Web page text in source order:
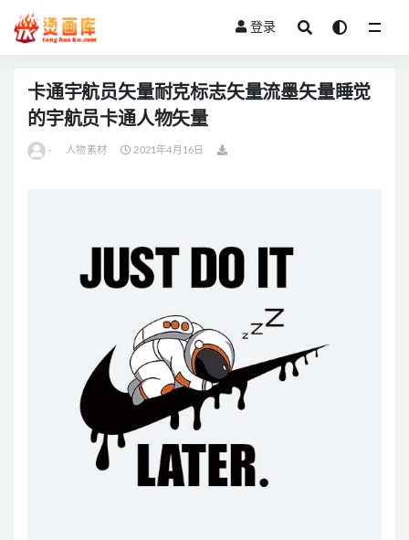
登录
卡通宇航员矢量耐克标志矢量流墨矢量睡觉
的宇航员卡通人物矢量
- 人物素材 2021年4月16日